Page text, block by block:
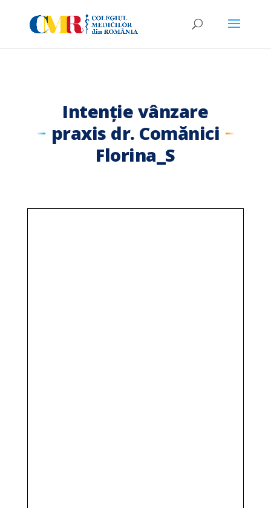
Intenție vânzare
praxis dr. Comănici
Florina_S